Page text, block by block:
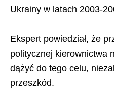
Ukrainy w latach 2003-
Ekspert powiedział, że
politycznej kierownictwa
dążyć do tego celu,
przeszkód.